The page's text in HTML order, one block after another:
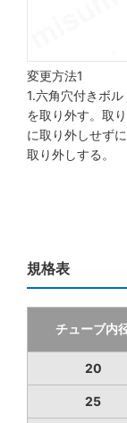
変更方法1
1.六角穴付きボ
を取り外す。取
に取り外しせず
取り外しする。
規格表
チューブ内
20
25